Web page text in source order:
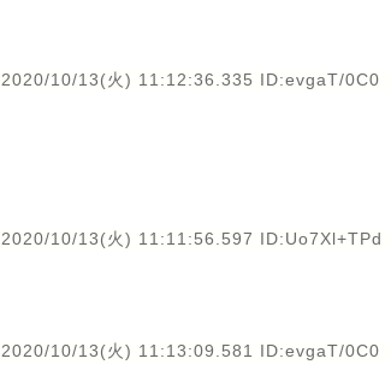
2020/10/13(火) 11:12:36.335 ID:evgaT/0C0
2020/10/13(火) 11:11:56.597 ID:Uo7Xl+TPd
2020/10/13(火) 11:13:09.581 ID:evgaT/0C0